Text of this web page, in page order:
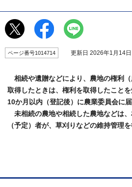
ページ番号1014714 更新日 2026年1月14日
相続や遺贈などにより、農地の権利
取得したときは、権利を取得したこと
10か月以内（登記後）に農業委員会に届
未相続の農地や相続した農地などは
（予定）者が、草刈りなどの維持管理を